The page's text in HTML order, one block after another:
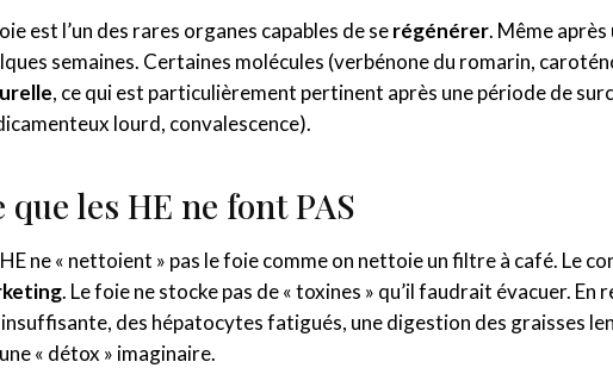
est l’un des rares organes capables de serégénérer. Même
semaines. Certaines molécules (verbénone du romarin,
, ce qui est particulièrement pertinent après une période de
lourd, convalescence).
que les HE ne font PAS
ne « nettoient » pas le foie comme on nettoie un filtre à café. Le
. Le foie ne stocke pas de « toxines » qu’il faudrait évacuer.
des hépatocytes fatigués, une digestion des graisses
« détox » imaginaire.